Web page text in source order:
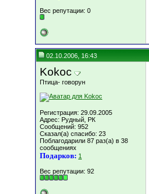
Вес репутации: 0
02.10.2006, 16:43
Kokoc
Птица- говорун
Регистрация: 29.09.2005
Адрес: Рудный, РК
Сообщений: 952
Сказал(а) спасибо: 23
Поблагодарили 87 раз(а) в 38
сообщениях
Подарков: 1
Вес репутации: 92